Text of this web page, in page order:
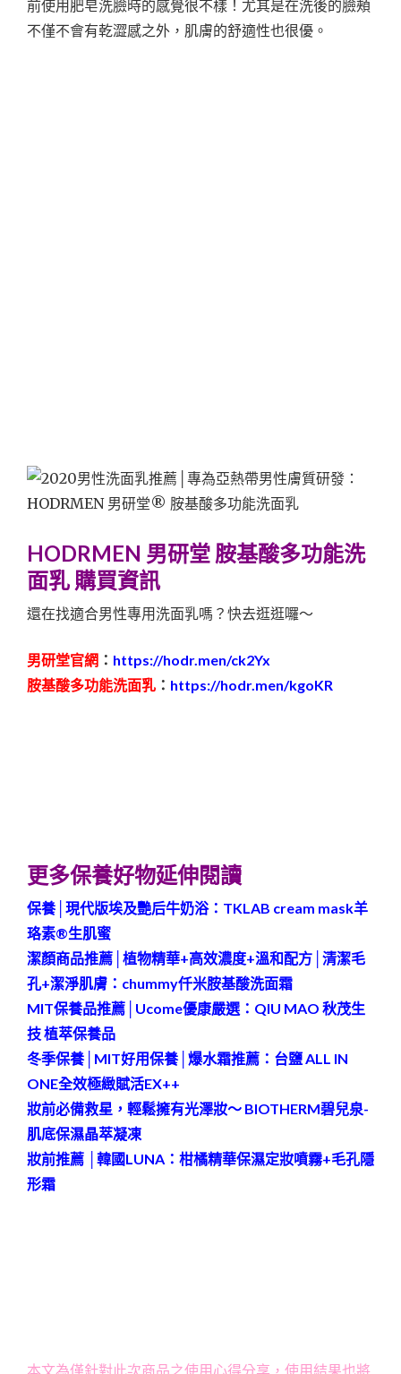
前使用肥皂洗臉時的感覺很不樣！尤其是在洗後的臉頰
不僅不會有乾澀感之外，肌膚的舒適性也很優。
HODRMEN 男研堂 胺基酸多功能洗
面乳 購買資訊
還在找適合男性專用洗面乳嗎？快去逛逛囉～
男研堂官網 ： https://hodr.men/ck2Yx
胺基酸多功能洗面乳 ： https://hodr.men/kgoKR
更多保養好物延伸閱讀
保養│現代版埃及艷后牛奶浴：TKLAB cream mask羊
珞素®生肌蜜
潔顏商品推薦│植物精華+高效濃度+溫和配方│清潔毛
孔+潔淨肌膚：chummy仟米胺基酸洗面霜
MIT保養品推薦│Ucome優康嚴選：QIU MAO 秋茂生
技 植萃保養品
冬季保養│MIT好用保養│爆水霜推薦：台鹽 ALL IN
ONE全效極緻賦活EX++
妝前必備救星，輕鬆擁有光澤妝～ BIOTHERM碧兒泉-
肌底保濕晶萃凝凍
妝前推薦 │韓國LUNA：柑橘精華保濕定妝噴霧+毛孔隱
形霜
本文為僅針對此次商品之使用心得分享，使用結果也將